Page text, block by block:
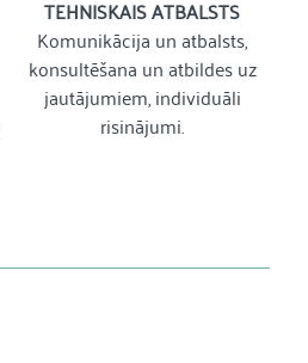
TEHNISKAIS ATBALSTS
Komunikācija un atbalsts,
konsultēšana un atbildes uz
jautājumiem, individuāli
risinājumi.